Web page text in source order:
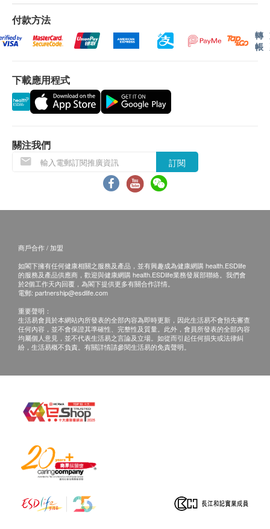
付款方法
轉
帳
下載應用程式
關注我們
訂閱
商戶合作 / 加盟
如閣下擁有任何健康相關之服務及產品，並有興趣成為健康網購 health.ESDlife
的服務及產品供應商，歡迎與健康網購 health.ESDlife業務發展部聯絡。我們會
於2個工作天內回覆，為閣下提供更多有關合作詳情。
電郵: partnership@esdlife.com
重要聲明：
生活易會員於本網站內所發表的全部內容為即時更新，因此生活易不會預先審查
任何內容，並不會保證其準確性、完整性及質量。此外，會員所發表的全部內容
均屬個人意見，並不代表生活易之言論及立場。如從而引起任何損失或法律糾
紛，生活易概不負責。有關詳情請參閱生活易的免責聲明。